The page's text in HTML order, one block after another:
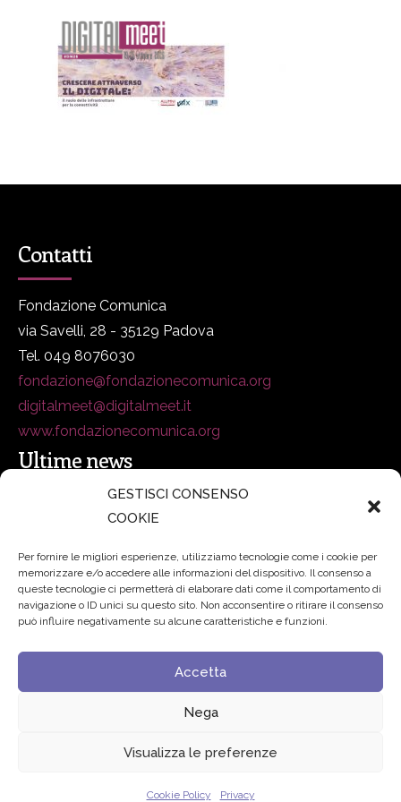
GESTISCI CONSENSO
COOKIE
Per fornire le migliori esperienze, utilizziamo tecnologie come i cookie per
memorizzare e/o accedere alle informazioni del dispositivo. Il consenso a
queste tecnologie ci permetterà di elaborare dati come il comportamento di
navigazione o ID unici su questo sito. Non acconsentire o ritirare il consenso
può influire negativamente su alcune caratteristiche e funzioni.
Accetta
Nega
Visualizza le preferenze
Cookie Policy Privacy
Contatti
Fondazione Comunica
via Savelli, 28 - 35129 Padova
Tel. 049 8076030
fondazione@fondazionecomunica.org
digitalmeet@digitalmeet.it
www.fondazionecomunica.org
Ultime news
secsolutionforum 2026: è Bologna la nuova capitale
Padre Benanti: «Intelligenza artificiale? Contro i nuovi
algoritmi del potere serve una governance condivisa»
Edvance – Digital Education Hub Higher Education